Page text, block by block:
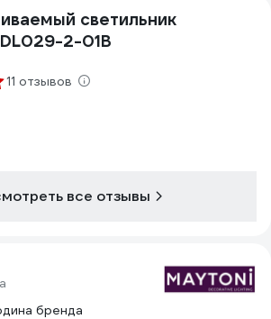
светильник
2-01B
11 отзывов
все отзывы
бренда